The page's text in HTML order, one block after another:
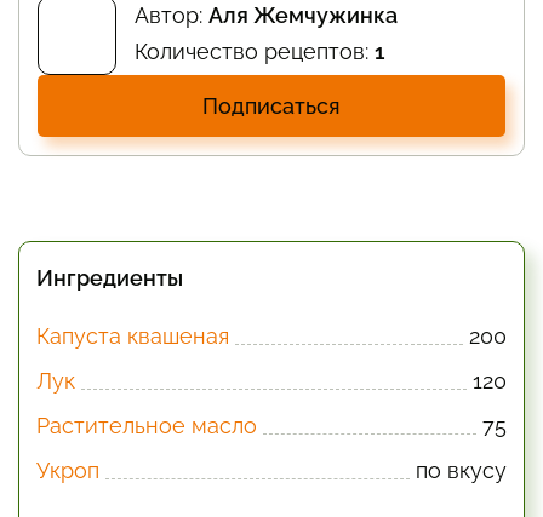
Автор: Аля Жемчужинка
Количество рецептов: 1
Подписаться
Ингредиенты
Капуста квашеная
200
Лук
120
Растительное масло
75
Укроп
по вкусу